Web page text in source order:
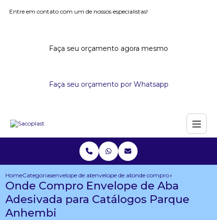
Entre em contato com um de nossos especialistas!
Faça seu orçamento agora mesmo
Faça seu orçamento por Whatsapp
HomeCategoriasenvelope de aba adesivaenvelope de aba adesivada personalizado
onde compro envelope de
Onde Compro Envelope de Aba
Adesivada para Catálogos Parque
Anhembi